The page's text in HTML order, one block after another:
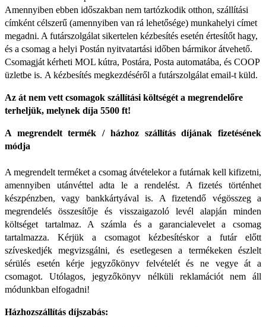
Amennyiben ebben időszakban nem tartózkodik otthon, szállítási
címként célszerű (amennyiben van rá lehetősége) munkahelyi címet
megadni. A futárszolgálat sikertelen kézbesítés esetén értesítőt hagy,
és a csomag a helyi Postán nyitvatartási időben bármikor átvehető.
Csomagját kérheti MOL kútra, Postára, Posta automatába, és COOP
üzletbe is. A kézbesítés megkezdéséről a futárszolgálat email-t küld.
Az át nem vett csomagok szállítási költségét a megrendelőre
terheljük, melynek díja 5500 ft!
A megrendelt termék / házhoz szállítás díjának fizetésének
módja
A megrendelt terméket a csomag átvételekor a futárnak kell kifizetni,
amennyiben utánvéttel adta le a rendelést. A fizetés történhet
készpénzben, vagy bankkártyával is. A fizetendő végösszeg a
megrendelés összesítője és visszaigazoló levél alapján minden
költséget tartalmaz. A számla és a garancialevelet a csomag
tartalmazza. Kérjük a csomagot kézbesítéskor a futár előtt
szíveskedjék megvizsgálni, és esetlegesen a termékeken észlelt
sérülés esetén kérje jegyzőkönyv felvételét és ne vegye át a
csomagot. Utólagos, jegyzőkönyv nélküli reklamációt nem áll
módunkban elfogadni!
Házhozszállítás díjszabás: